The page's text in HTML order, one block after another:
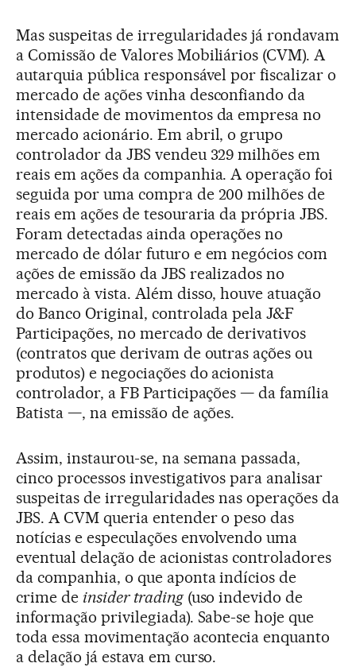
Mas suspeitas de irregularidades já rondavam
a Comissão de Valores Mobiliários (CVM). A
autarquia pública responsável por fiscalizar o
mercado de ações vinha desconfiando da
intensidade de movimentos da empresa no
mercado acionário. Em abril, o grupo
controlador da JBS vendeu 329 milhões em
reais em ações da companhia. A operação foi
seguida por uma compra de 200 milhões de
reais em ações de tesouraria da própria JBS.
Foram detectadas ainda operações no
mercado de dólar futuro e em negócios com
ações de emissão da JBS realizados no
mercado à vista. Além disso, houve atuação
do Banco Original, controlada pela J&F
Participações, no mercado de derivativos
(contratos que derivam de outras ações ou
produtos) e negociações do acionista
controlador, a FB Participações — da família
Batista —, na emissão de ações.
Assim, instaurou-se, na semana passada,
cinco processos investigativos para analisar
suspeitas de irregularidades nas operações da
JBS. A CVM queria entender o peso das
notícias e especulações envolvendo uma
eventual delação de acionistas controladores
da companhia, o que aponta indícios de
crime de insider trading(uso indevido de
informação privilegiada). Sabe-se hoje que
toda essa movimentação acontecia enquanto
a delação já estava em curso.